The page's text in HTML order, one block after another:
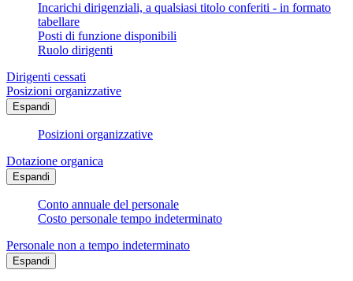
Incarichi dirigenziali, a qualsiasi titolo conferiti - in formato
tabellare
Posti di funzione disponibili
Ruolo dirigenti
Dirigenti cessati
Posizioni organizzative
Espandi
Posizioni organizzative
Dotazione organica
Espandi
Conto annuale del personale
Costo personale tempo indeterminato
Personale non a tempo indeterminato
Espandi